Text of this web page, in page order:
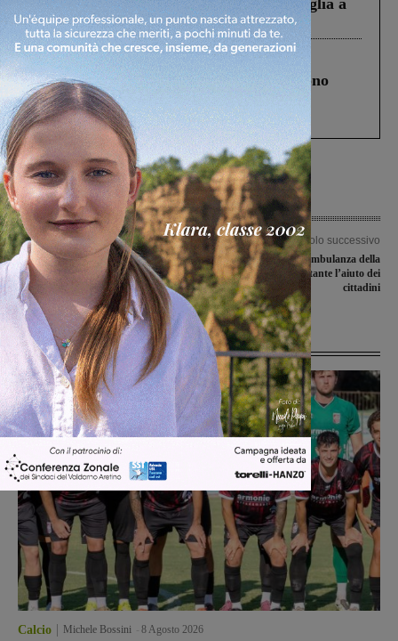
Fiorentino l’uomo che aveva ucciso la figlia a
Levane nel 2020
Cronaca 4 Agosto 2026
Un anno fa la strage in A1 in cui morirono
Gianni, Giulia e Franco. Lo schianto, il
processo, lo stop ai sorpassi fra tir....
Articolo precedente
Ricordato il sacrificio di Bianca
Pampaloni e Brunetto Bernardoni
Articolo successivo
Inaugurata la nuova ambulanza della
Misericordia. Importante l’aiuto dei
cittadini
Ultime Notizie
Calcio Michele Bossini 8 Agosto 2026